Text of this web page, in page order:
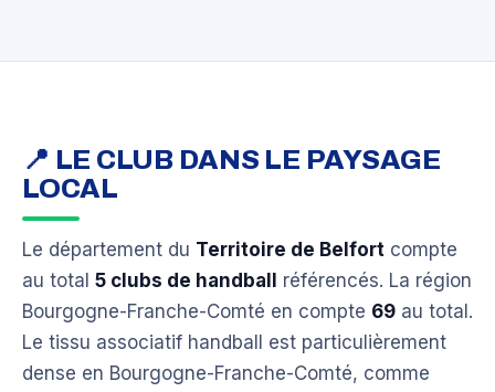
📍 LE CLUB DANS LE PAYSAGE
LOCAL
Le département du Territoire de Belfort compte
au total 5 clubs de handball
référencés. La région
Bourgogne-Franche-Comté en compte 69 au total.
Le tissu associatif handball est particulièrement
dense en Bourgogne-Franche-Comté, comme